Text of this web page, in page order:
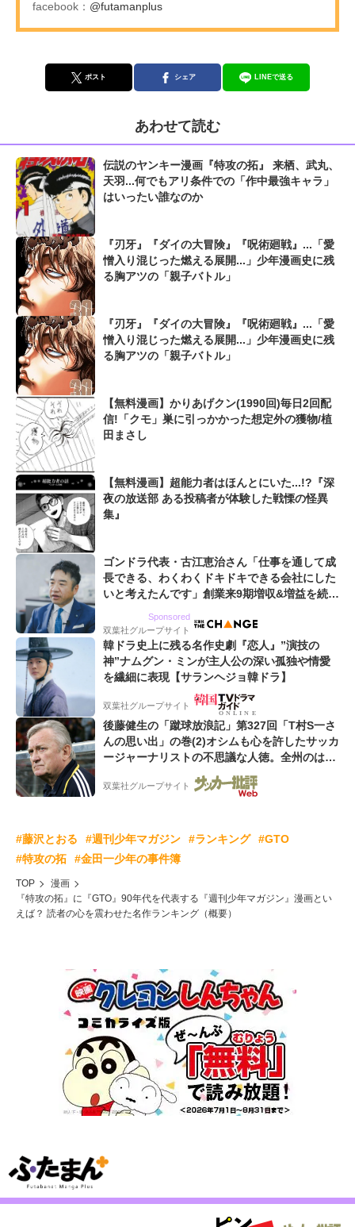
facebook： @futamanplus
ポスト シェア LINEで送る
あわせて読む
伝説のヤンキー漫画『特攻の拓』 来栖、武丸、
天羽...何でもアリ条件での「作中最強キャラ」
はいったい誰なのか
『刃牙』『ダイの大冒険』『呪術廻戦』...「愛
憎入り混じった燃える展開...」少年漫画史に残
る胸アツの「親子バトル」
『刃牙』『ダイの大冒険』『呪術廻戦』...「愛
憎入り混じった燃える展開...」少年漫画史に残
る胸アツの「親子バトル」
【無料漫画】かりあげクン(1990回)毎日2回配
信!「クモ」巣に引っかかった想定外の獲物/植
田まさし
【無料漫画】超能力者はほんとにいた...!?『深
夜の放送部 ある投稿者が体験した戦慄の怪異
集』
ゴンドラ代表・古江恵治さん「仕事を通して成
長できる、わくわくドキドキできる会社にした
いと考えたんです」創業来9期増収&増益を続け
Sponsored
双葉社グループサイト
韓ドラ史上に残る名作史劇『恋人』”演技の
神”ナムグン・ミンが主人公の深い孤独や情愛
を繊細に表現【サランヘジョ韓ドラ】
双葉社グループサイト
後藤健生の「蹴球放浪記」第327回「T村S一さ
んの思い出」の巻(2)オシムも心を許したサッカ
ージャーナリストの不思議な人徳。全州のはず
が原州へ? 愛すべき男の“大迷子”伝説
双葉社グループサイト
#藤沢とおる #週刊少年マガジン #ランキング
#GTO
#特攻の拓
#金田一少年の事件簿
TOP
漫画
『特攻の拓』に『GTO』90年代を代表する『週刊少年マガジン』漫画とい
えば？ 読者の心を震わせた名作ランキング（概要）